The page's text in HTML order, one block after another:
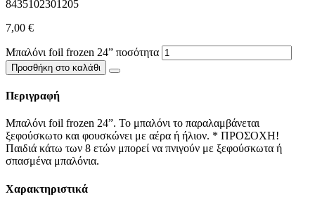
8435102301205
7,00 €
Μπαλόνι foil frozen 24” ποσότητα
Προσθήκη στο καλάθι
Περιγραφή
Μπαλόνι foil frozen 24”. Το μπαλόνι το παραλαμβάνεται
ξεφούσκωτο και φουσκώνει με αέρα ή ήλιον. * ΠΡΟΣΟΧΗ!
Παιδιά κάτω των 8 ετών μπορεί να πνιγούν με ξεφούσκωτα ή
σπασμένα μπαλόνια.
Χαρακτηριστικά